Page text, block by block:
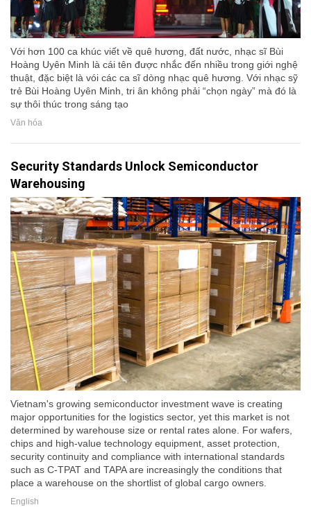
Với hơn 100 ca khúc viết về quê hương, đất nước, nhạc sĩ Bùi
Hoàng Uyên Minh là cái tên được nhắc đến nhiều trong giới nghệ
thuật, đặc biệt là vói các ca sĩ dòng nhạc quê hương. Với nhạc sỹ
trẻ Bùi Hoàng Uyên Minh, tri ân không phải “chọn ngày” mà đó là
sự thôi thúc trong sáng tạo
Văn hóa
Security Standards Unlock Semiconductor
Warehousing
Vietnam's growing semiconductor investment wave is creating
major opportunities for the logistics sector, yet this market is not
determined by warehouse size or rental rates alone. For wafers,
chips and high-value technology equipment, asset protection,
security continuity and compliance with international standards
such as C-TPAT and TAPA are increasingly the conditions that
place a warehouse on the shortlist of global cargo owners.
English